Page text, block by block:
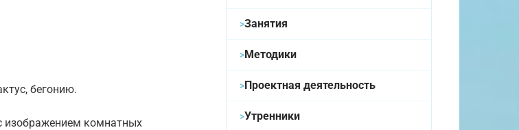
бегонию.
изображением комнатных
Занятия
Методики
Проектная деятельность
Утренники